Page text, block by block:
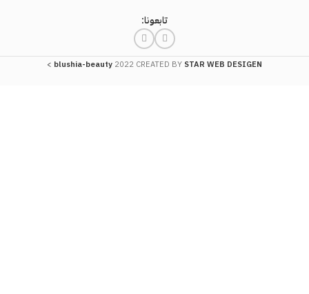
تابعونا:
blushia-beauty 2022 CREATED BY STAR WEB DESIGEN
>